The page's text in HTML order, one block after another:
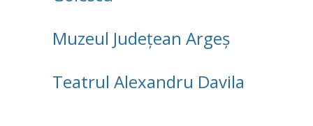
Muzeul Județean Argeș
Teatrul Alexandru Davila